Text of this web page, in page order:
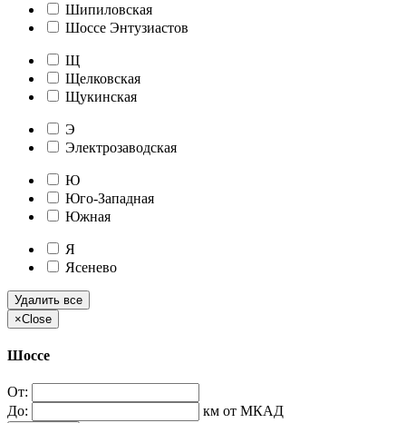
Шипиловская
Шоссе Энтузиастов
Щ
Щелковская
Щукинская
Э
Электрозаводская
Ю
Юго-Западная
Южная
Я
Ясенево
Удалить все
×Close
Шоссе
От:
До:
км от МКАД